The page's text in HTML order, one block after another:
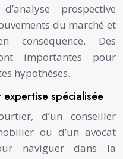
prospective
du marché et
conséquence. Des
importantes pour
hypothèses.
expertise spécialisée
d’un conseiller
ou d’un avocat
naviguer dans la